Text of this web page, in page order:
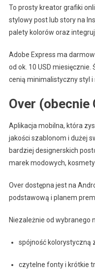
To prosty kreator grafiki
stylowy post lub story na
palety kolorów oraz
Adobe Express ma
od ok. 10 USD
cenią minimalistyczny styl i
Over (obecnie
Aplikacja mobilna, która
jakości szablonom i dużej
bardziej designerskich
marek modowych,
Over dostępna jest na
podstawową i planem
Niezależnie od wybranego
spójność kolorystyczną
czytelne fonty i krótkie